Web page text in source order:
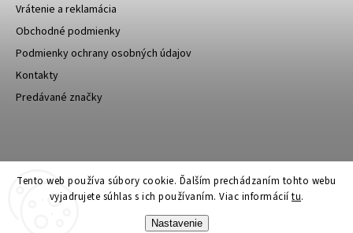
Tento web používa súbory cookie. Ďalším prechádzaním tohto webu
vyjadrujete súhlas s ich používaním. Viac informáciítu.
Nastavenie
Vrátenie a reklamácia
Obchodné podmienky
Podmienky ochrany osobných údajov
Kontakty
Predávané značky
Bagin.cz